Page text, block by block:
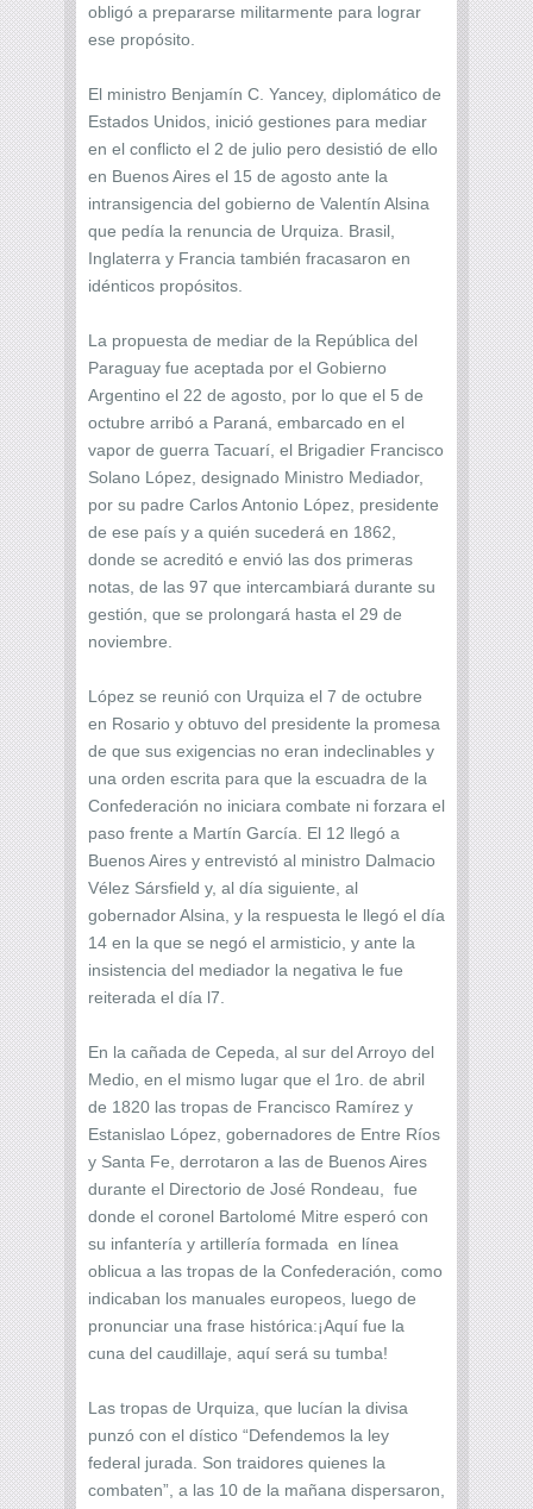
obligó a prepararse militarmente para lograr
ese propósito.
El ministro Benjamín C. Yancey, diplomático de
Estados Unidos, inició gestiones para mediar
en el conflicto el 2 de julio pero desistió de ello
en Buenos Aires el 15 de agosto ante la
intransigencia del gobierno de Valentín Alsina
que pedía la renuncia de Urquiza. Brasil,
Inglaterra y Francia también fracasaron en
idénticos propósitos.
La propuesta de mediar de la República del
Paraguay fue aceptada por el Gobierno
Argentino el 22 de agosto, por lo que el 5 de
octubre arribó a Paraná, embarcado en el
vapor de guerra Tacuarí, el Brigadier Francisco
Solano López, designado Ministro Mediador,
por su padre Carlos Antonio López, presidente
de ese país y a quién sucederá en 1862,
donde se acreditó e envió las dos primeras
notas, de las 97 que intercambiará durante su
gestión, que se prolongará hasta el 29 de
noviembre.
López se reunió con Urquiza el 7 de octubre
en Rosario y obtuvo del presidente la promesa
de que sus exigencias no eran indeclinables y
una orden escrita para que la escuadra de la
Confederación no iniciara combate ni forzara el
paso frente a Martín García. El 12 llegó a
Buenos Aires y entrevistó al ministro Dalmacio
Vélez Sársfield y, al día siguiente, al
gobernador Alsina, y la respuesta le llegó el día
14 en la que se negó el armisticio, y ante la
insistencia del mediador la negativa le fue
reiterada el día l7.
En la cañada de Cepeda, al sur del Arroyo del
Medio, en el mismo lugar que el 1ro. de abril
de 1820 las tropas de Francisco Ramírez y
Estanislao López, gobernadores de Entre Ríos
y Santa Fe, derrotaron a las de Buenos Aires
durante el Directorio de José Rondeau, fue
donde el coronel Bartolomé Mitre esperó con
su infantería y artillería formada en línea
oblicua a las tropas de la Confederación, como
indicaban los manuales europeos, luego de
pronunciar una frase histórica:¡Aquí fue la
cuna del caudillaje, aquí será su tumba!
Las tropas de Urquiza, que lucían la divisa
punzó con el dístico “Defendemos la ley
federal jurada. Son traidores quienes la
combaten”, a las 10 de la mañana dispersaron,